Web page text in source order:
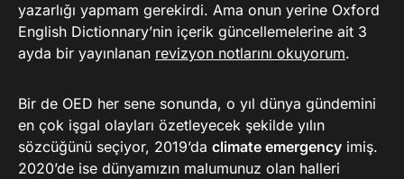
yazarlığı yapmam gerekirdi. Ama onun yerine Oxford
English Dictionnary’nin içerik güncellemelerine ait 3
ayda bir yayınlanan revizyon notlarını okuyorum.
Bir de OED her sene sonunda, o yıl dünya gündemini
en çok işgal olayları özetleyecek şekilde yılın
sözcüğünü seçiyor, 2019’da climate emergency imiş.
2020’de ise dünyamızın malumunuz olan halleri